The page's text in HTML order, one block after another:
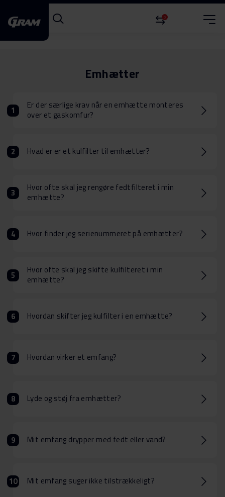
0
Emhætter
Er der særlige krav når en emhætte monteres
over et gaskomfur?
Hvad er er et kulfilter til emhætter?
Hvor ofte skal jeg rengøre fedtfilteret i min
emhætte?
Hvor finder jeg serienummeret på emhætter?
Hvor ofte skal jeg skifte kulfilteret i min
emhætte?
Hvordan skifter jeg kulfilter i en emhætte?
Hvordan virker et emfang?
Lyde og støj fra emhætter?
Mit emfang drypper med fedt eller vand?
Mit emfang suger ikke tilstrækkeligt?